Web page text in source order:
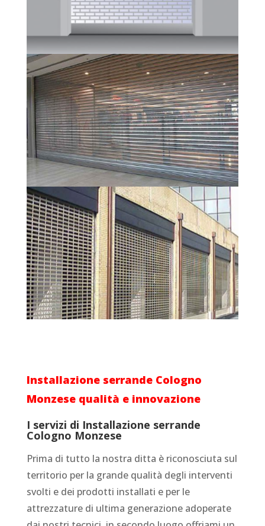
Installazione serrande Cologno
Monzese qualità e innovazione
I servizi di Installazione serrande
Cologno Monzese
Prima di tutto la nostra ditta è riconosciuta sul
territorio per la grande qualità degli interventi
svolti e dei prodotti installati e per le
attrezzature di ultima generazione adoperate